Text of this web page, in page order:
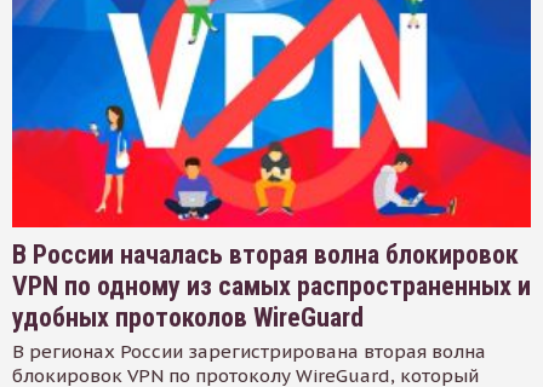
В России началась вторая волна блокировок
VPN по одному из самых распространенных и
удобных протоколов WireGuard
В регионах России зарегистрирована вторая волна
блокировок VPN по протоколу WireGuard, который